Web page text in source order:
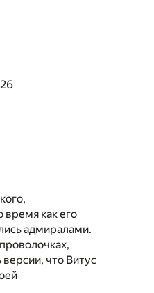
время как его
адмиралами.
что Витус